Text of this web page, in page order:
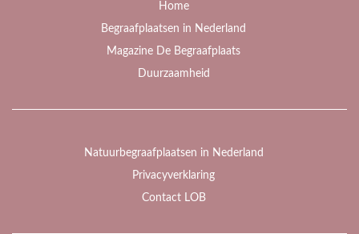
Home
Begraafplaatsen in Nederland
Magazine De Begraafplaats
Duurzaamheid
Natuurbegraafplaatsen in Nederland
Privacyverklaring
Contact LOB